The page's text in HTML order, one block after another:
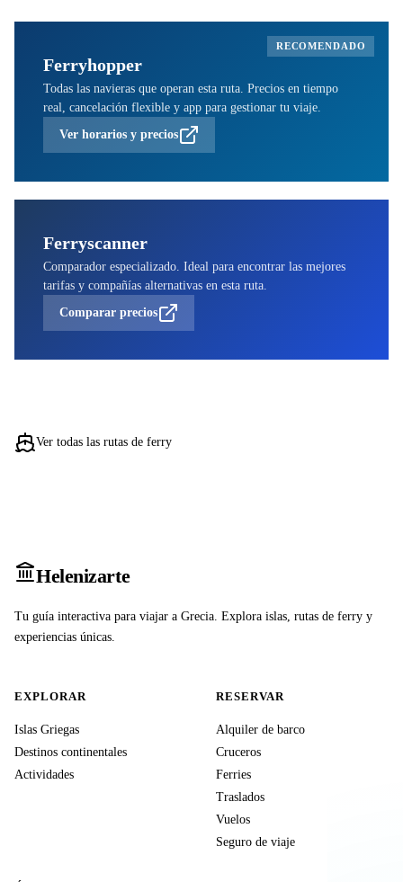
RECOMENDADO
Ferryhopper
Todas las navieras que operan esta ruta. Precios en tiempo
real, cancelación flexible y app para gestionar tu viaje.
Ver horarios y precios
Ferryscanner
Comparador especializado. Ideal para encontrar las mejores
tarifas y compañías alternativas en esta ruta.
Comparar precios
Ver todas las rutas de ferry
Helenizarte
Tu guía interactiva para viajar a Grecia. Explora islas, rutas de ferry y
experiencias únicas.
EXPLORAR
Islas Griegas
Destinos continentales
Actividades
RESERVAR
Alquiler de barco
Cruceros
Ferries
Traslados
Vuelos
Seguro de viaje